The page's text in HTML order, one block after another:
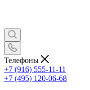
Телефоны
+7 (916) 555-11-11
+7 (495) 120-06-68